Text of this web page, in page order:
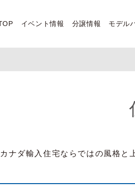
イベント情報 分譲情報 モデル
カナダ輸入住宅ならではの風格と